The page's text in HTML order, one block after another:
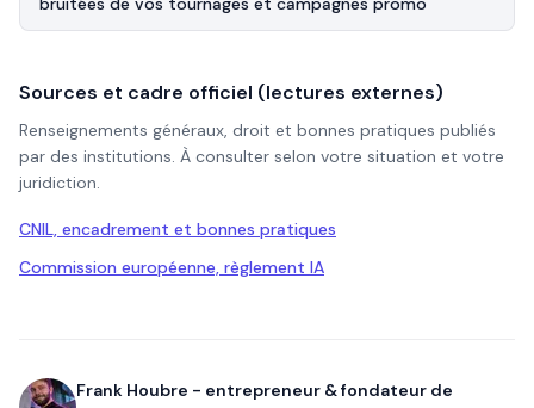
Sources et cadre officiel (lectures externes)
Renseignements généraux, droit et bonnes pratiques publiés
par des institutions. À consulter selon votre situation et votre
juridiction.
CNIL, encadrement et bonnes pratiques
Commission européenne, règlement IA
Frank Houbre - entrepreneur & fondateur de